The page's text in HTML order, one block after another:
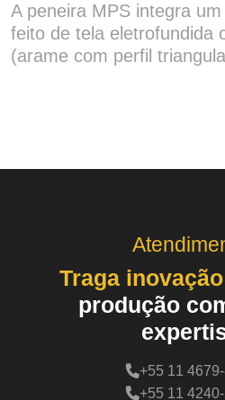
A peneira MPS integra
feito de tela eletrofundida
(arame com perfil
Traga inovação
produção
+55 11
+55 11